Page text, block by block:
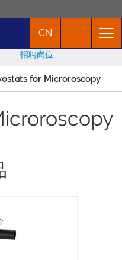
动
们
CN
招聘岗位
for Microroscopy